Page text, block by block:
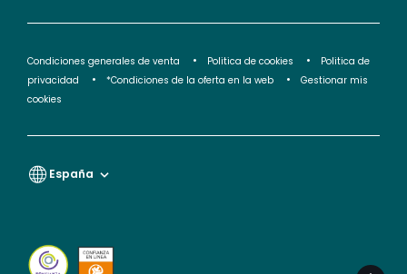
Condiciones generales de venta Politica de cookies
Politica de
privacidad
*Condiciones de la oferta en la web
Gestionar mis
cookies
España